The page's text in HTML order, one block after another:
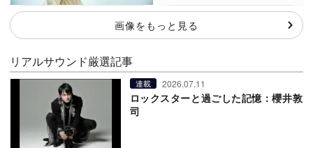
画像をもっと見る
リアルサウンド厳選記事
連載 2026.07.11
ロックスターと過ごした記憶：櫻井敦
司